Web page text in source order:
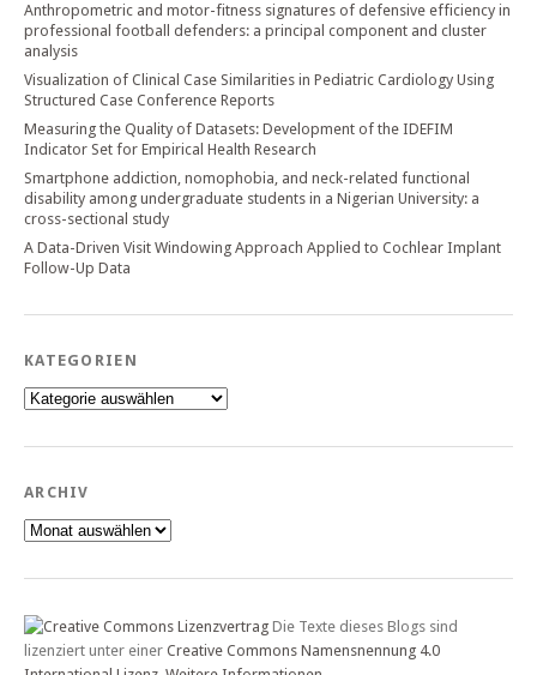
Anthropometric and motor-fitness signatures of defensive efficiency in
professional football defenders: a principal component and cluster
analysis
Visualization of Clinical Case Similarities in Pediatric Cardiology Using
Structured Case Conference Reports
Measuring the Quality of Datasets: Development of the IDEFIM
Indicator Set for Empirical Health Research
Smartphone addiction, nomophobia, and neck-related functional
disability among undergraduate students in a Nigerian University: a
cross-sectional study
A Data-Driven Visit Windowing Approach Applied to Cochlear Implant
Follow-Up Data
KATEGORIEN
Kategorien
ARCHIV
Archiv
Die Texte dieses Blogs sind
lizenziert unter einer Creative Commons Namensnennung 4.0